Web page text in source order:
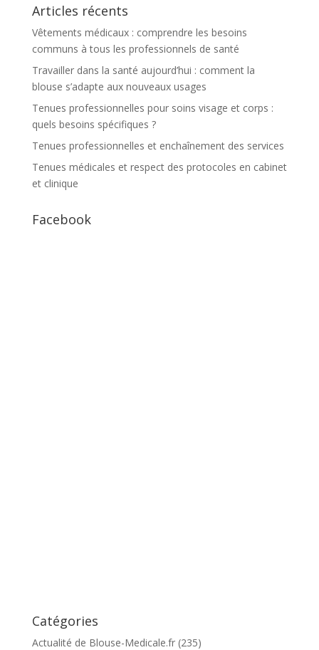
Articles récents
Vêtements médicaux : comprendre les besoins
communs à tous les professionnels de santé
Travailler dans la santé aujourd’hui : comment la
blouse s’adapte aux nouveaux usages
Tenues professionnelles pour soins visage et corps :
quels besoins spécifiques ?
Tenues professionnelles et enchaînement des services
Tenues médicales et respect des protocoles en cabinet
et clinique
Facebook
Catégories
Actualité de Blouse-Medicale.fr(235)